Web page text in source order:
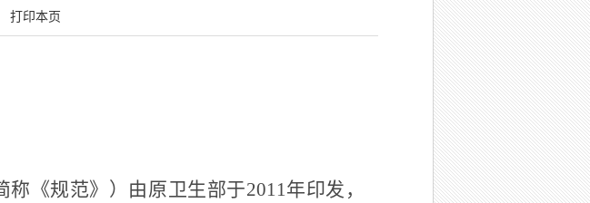
打印本页
《规范》）由原卫生部于2011年印发，